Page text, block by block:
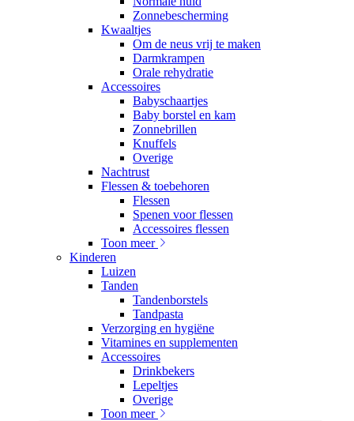
Zonnebescherming
Kwaaltjes
Om de neus vrij te maken
Darmkrampen
Orale rehydratie
Accessoires
Babyschaartjes
Baby borstel en kam
Zonnebrillen
Knuffels
Overige
Nachtrust
Flessen & toebehoren
Flessen
Spenen voor flessen
Accessoires flessen
Toon meer
Kinderen
Luizen
Tanden
Tandenborstels
Tandpasta
Verzorging en hygiëne
Vitamines en supplementen
Accessoires
Drinkbekers
Lepeltjes
Overige
Toon meer